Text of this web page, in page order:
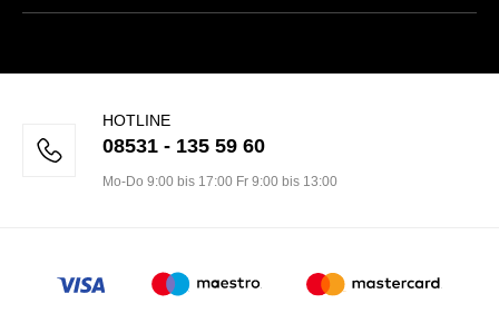
HOTLINE
08531 - 135 59 60
Mo-Do 9:00 bis 17:00 Fr 9:00 bis 13:00